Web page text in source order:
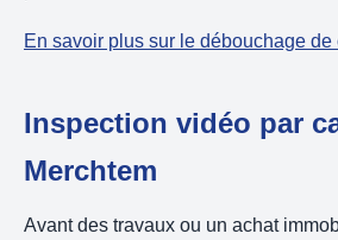
En savoir plus sur le débouchage
Inspection vidéo par
Merchtem
Avant des travaux ou un achat